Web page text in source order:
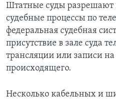
Штатные суды разрешают
судебные процессы по
федеральная судебная
присутствие в зале суда
трансляции или записи
происходящего.
Несколько кабельных и